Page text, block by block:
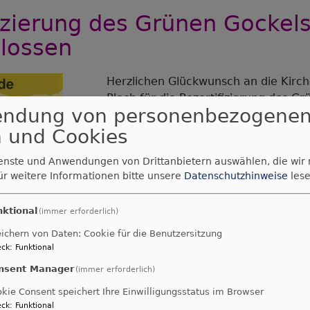
des Grünen Gockels
Kirchengemeinde Plech
Herzlichen Glückwunsch an die
Plech für die Rezertifizierung des
2022. Mit ihren Visionen,
Programmen hat die
sie das Thema Nachhaltigkeit und
Schöpfung wieder einmal
Kernprofil erhoben hat.
von personenbezogenen
und Cookies
und Anwendungen von Drittanbietern auswählen, die wir
weitere Informationen bitte unsere Datenschutzhinweise
(immer erforderlich)
von Daten: Cookie für die Benutzersitzung
: Funktional
Manager (immer erforderlich)
Consent speichert Ihre Einwilligungsstatus im Browser
: Funktional